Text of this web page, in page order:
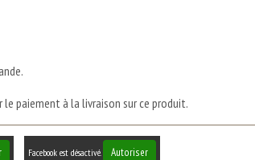
paiement à la livraison sur ce produit.
Facebook est désactivé. Autoriser